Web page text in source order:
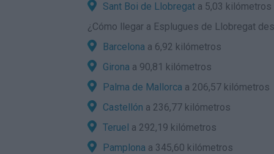
Sant Boi de Llobregat a 5,03 kilómetros
¿ Cómo llegar a Esplugues de Llobregat
Barcelona a 6,92 kilómetros
Girona a 90,81 kilómetros
Palma de Mallorca a 206,57 kilómetros
Castellón a 236,77 kilómetros
Teruel a 292,19 kilómetros
Pamplona a 345,60 kilómetros